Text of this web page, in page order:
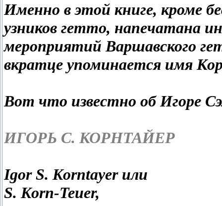
Именно в этой книге, кроме
узников гетто, напечатана
мероприятий Варшавского
вкратце упоминается имя
Вот что известно об Игоре
ИГОРЬ С. КОРНТАЙЕР
Igor S. Korntayer или
S. Korn-Teuer,